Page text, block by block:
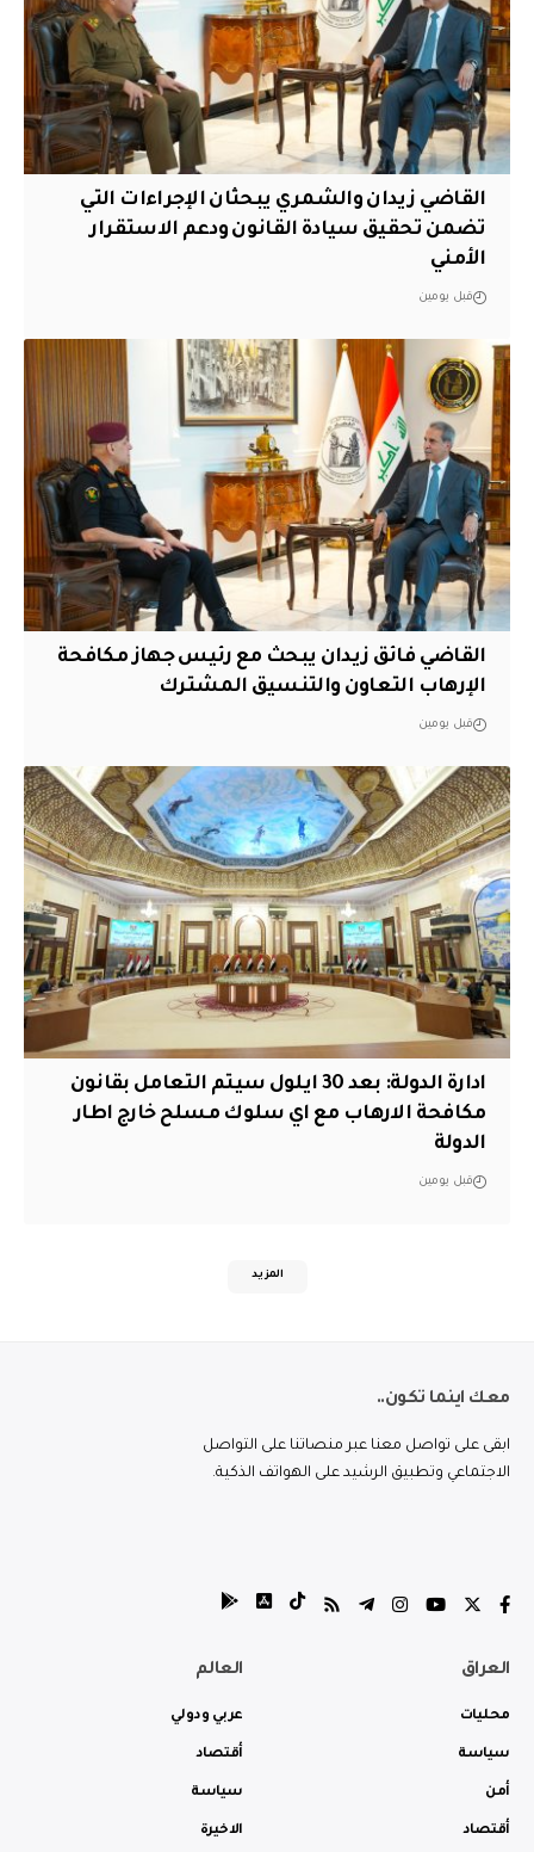
القاضي زيدان والشمري يبحثان الإجراءات التي
تضمن تحقيق سيادة القانون ودعم الاستقرار
الأمني
قبل يومين
القاضي فائق زيدان يبحث مع رئيس جهاز مكافحة
الإرهاب التعاون والتنسيق المشترك
قبل يومين
ادارة الدولة: بعد 30 ايلول سيتم التعامل بقانون
مكافحة الارهاب مع اي سلوك مسلح خارج اطار
الدولة
قبل يومين
المزيد
معك اينما تكون..
ابقى على تواصل معنا عبر منصاتنا على التواصل
الاجتماعي وتطبيق الرشيد على الهواتف الذكية.
العراق
محليات
سياسة
أمن
أقتصاد
العالم
عربي ودولي
أقتصاد
سياسة
الاخيرة